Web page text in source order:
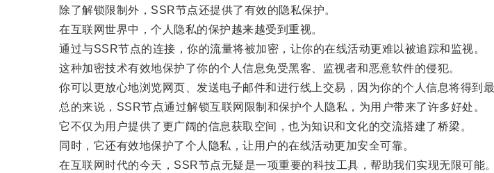
除了解锁限制外，SSR节点还提供了有效的隐私保护。
在互联网世界中，个人隐私的保护越来越受到重视。
通过与SSR节点的连接，你的流量将被加密，让你的在线活动更难以被追踪和监视。
这种加密技术有效地保护了你的个人信息免受黑客、监视者和恶意软件的侵犯。
你可以更放心地浏览网页、发送电子邮件和进行线上交易，因为你的个人信息将得到最
总的来说，SSR节点通过解锁互联网限制和保护个人隐私，为用户带来了许多好处。
它不仅为用户提供了更广阔的信息获取空间，也为知识和文化的交流搭建了桥梁。
同时，它还有效地保护了个人隐私，让用户的在线活动更加安全可靠。
在互联网时代的今天，SSR节点无疑是一项重要的科技工具，帮助我们实现无限可能。